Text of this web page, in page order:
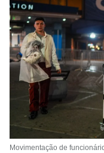
Movimentação de